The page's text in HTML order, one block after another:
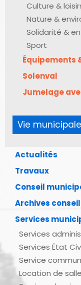
Culture &
Nature &
Solidarité &
Sport
Équipements
Solenval
Jumelage
Vie municipale
Actualités
Travaux
Conseil
Archives
Services
Services
Services État
Service
Location de salle